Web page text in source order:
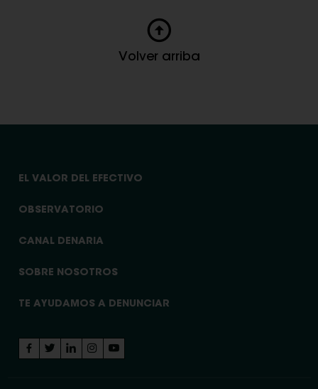
Volver arriba
EL VALOR DEL EFECTIVO
OBSERVATORIO
CANAL DENARIA
SOBRE NOSOTROS
TE AYUDAMOS A DENUNCIAR